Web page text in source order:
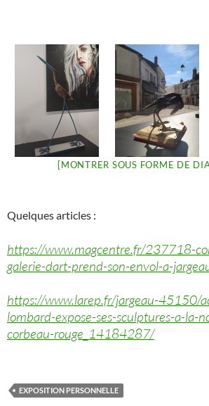
[MONTRER SOUS FORME DE
Quelques articles :
https://www.magcentre.fr/237718-
galerie-dart-prend-son-envol-a-
https://www.larep.fr/jargeau-45150/
lombard-expose-ses-sculptures-a-la-
corbeau-rouge_14184287/
EXPOSITION PERSONNELLE